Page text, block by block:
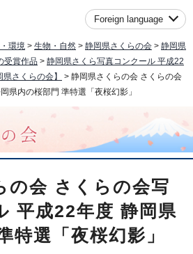
Foreign language
環境 > 生物・自然 > 静岡県さくらの会 > 静岡県
受賞作品 > 静岡県さくら写真コンクール 平成22
さくらの会】
> 静岡県さくらの会 さくらの会
県内の桜部門 準特選「夜桜幻影」
の会 さくらの会写
平成22年度 静岡県
特選「夜桜幻影」